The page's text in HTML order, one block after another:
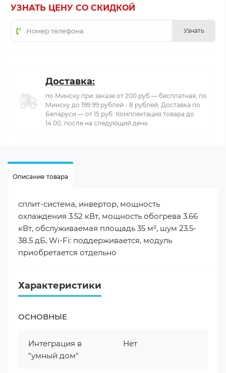
УЗНАТЬ ЦЕНУ СО СКИДКОЙ
Узнать
Доставка:
по Минску при заказе от 200 руб — бесплатная; по
Минску до 199.99 рублей - 8 рублей; Доставка по
Беларуси — от 15 руб. Комплектация товара до
14:00, после на следующий день
Описание товара
сплит-система, инвертор, мощность
охлаждения 3.52 кВт, мощность обогрева 3.66
кВт, обслуживаемая площадь 35 м², шум 23.5-
38.5 дБ, Wi-Fi: поддерживается, модуль
приобретается отдельно
Характеристики
ОСНОВНЫЕ
Интеграция в
"умный дом"
Нет